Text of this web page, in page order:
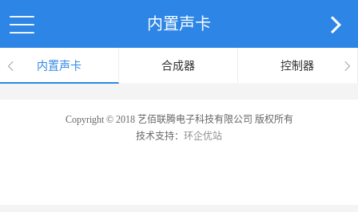
内置声卡
内置声卡 合成器 控制器
Copyright © 2018 艺佰联腾电子科技有限公司 版权所有
技术支持： 环企优站